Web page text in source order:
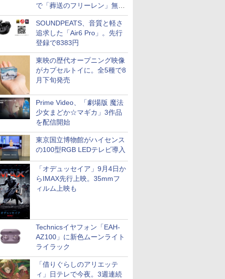
で「葬送のフリーレン」無料
配信など。夏の特番・配信情
報
SOUNDPEATS、音質と軽さ
追求した「Air6 Pro」。先行
登録で8383円
東映の歴代オープニング映像
がカプセルトイに。全5種で8
月下旬発売
Prime Video、「劇場版 魔法
少女まどか☆マギカ」3作品
を配信開始
東京国立博物館がハイセンス
の100型RGB LEDテレビ導入
「オデュッセイア」9月4日か
らIMAX先行上映。35mmフ
ィルム上映も
Technicsイヤフォン「EAH-
AZ100」に新色ムーンライト
ライラック
「借りぐらしのアリエッテ
ィ」日テレで今夜。3週連続